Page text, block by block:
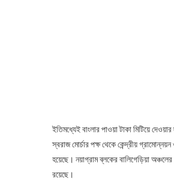
ইতিমধ্যেই বাংলার পাওয়া টাকা মিটিয়ে
স্বরাজ মোর্চার পক্ষ থেকে কেন্দ্রীয়
হয়েছে। নয়াগ্রাম ব্লকের বালিগেড়িয়া
রয়েছে।